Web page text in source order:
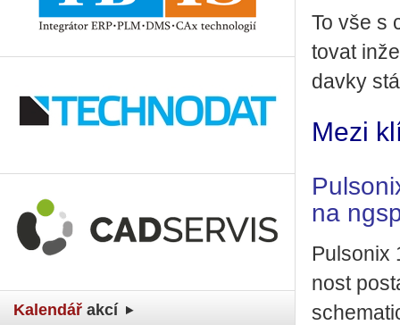
Kalendář akcí
To vše s
to­vat
dav­ky
Mezi
na
Pul­so­nix
nost